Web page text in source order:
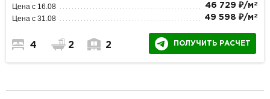
Цена с 16.08 46 729 ₽/м 2
Цена с 31.08 49 598 ₽/м 2
4 2 2 ПОЛУЧИТЬ РАСЧЕТ